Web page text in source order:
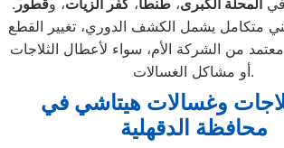
المحلة الكبرى، طنطا،كفر الزيات، وقطور .
متكامل يشمل الكشف الدوري، تغيير القطع
من الشركة الأم، سواء لأعطال الثلاجات
أو مشاكل الغسالات.
وغسالات هيتاشي في
محافظة الدقهلية